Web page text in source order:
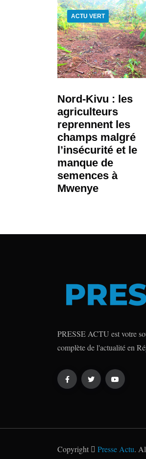
ACTU VERT
Nord-Kivu : les
agriculteurs
reprennent les
champs malgré
l’insécurité et le
manque de
semences à
Mwenye
PRESSE ACTU est votre
complète de l'actualité en
Copyright Presse Actu.